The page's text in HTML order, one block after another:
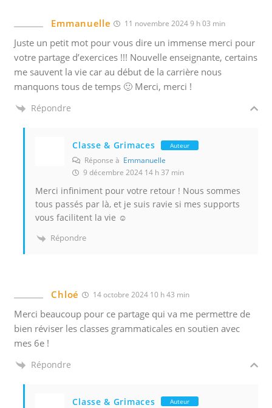
u
s
p
e
r
t
Emmanuelle 11 novembre 2024 9 h 03 min
Juste un petit mot pour vous dire un immense merci pour
votre partage d’exercices !!! Nouvelle enseignante, certains
me sauvent la vie car au début de la carrière nous
manquons tous de temps 🙂 Merci, merci !
Répondre
Classe & Grimaces Auteur
Réponse à Emmanuelle
9 décembre 2024 14 h 37 min
Merci infiniment pour votre retour ! Nous sommes
tous passés par là, et je suis ravie si mes supports
vous facilitent la vie ☺️
Répondre
Chloé 14 octobre 2024 10 h 43 min
Merci beaucoup pour ce partage qui va me permettre de
bien réviser les classes grammaticales en soutien avec
mes 6e !
Répondre
Classe & Grimaces Auteur